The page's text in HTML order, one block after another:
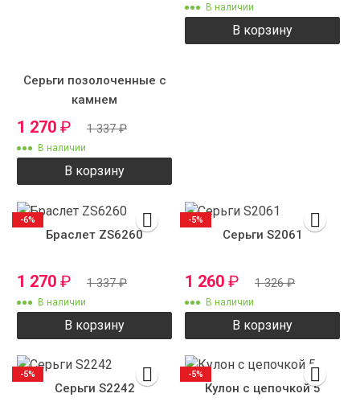
Серьги позолоченные с
камнем
1 270 ₽ 1 337₽
В наличии
В корзину
В наличии
В корзину
Браслет ZS6260
1 270 ₽ 1 337₽
В наличии
В корзину
-6%
Серьги S2061
1 260 ₽ 1 326₽
В наличии
В корзину
-5%
Серьги S2242
-5%
Кулон с цепочкой 5
-5%